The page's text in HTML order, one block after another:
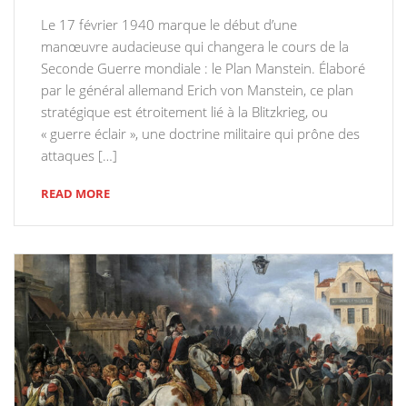
Le 17 février 1940 marque le début d’une
manœuvre audacieuse qui changera le cours de la
Seconde Guerre mondiale : le Plan Manstein. Élaboré
par le général allemand Erich von Manstein, ce plan
stratégique est étroitement lié à la Blitzkrieg, ou
« guerre éclair », une doctrine militaire qui prône des
attaques […]
READ MORE